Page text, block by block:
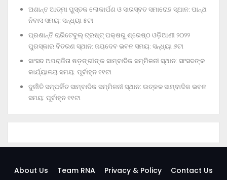
ଅଶାନ୍ତ ଆତ୍ମା ପୁସ୍ତକ ଲୋକାର୍ପଣ ଓ ସାରସ୍ବତ ସମାରୋହ ସ୍ଥାନ: ପାନ୍ଥ
ନିବାସ ସମୟ: ସନ୍ଧ୍ୟା ୫ଟା
ପ୍ରଶାନ୍ତି ଚାରିଟେବୁଲ୍‌ ଟ୍ରଷ୍ଟ୍‌ ପକ୍ଷରୁ ଶ୍ରେଷ୍ଠ ଓଡ଼ିଆଣୀ ୨୦୨୨
ପୁରସ୍କାର ବିତରଣ ସ୍ଥାନ: ଜୟଦେବ ଭବନ ସମୟ: ସନ୍ଧ୍ୟା ୬ଟା
ସାଂସଦ ଅପରାଜିତା ଷଡ଼ଙ୍ଗୀଙ୍କ ସାମ୍ବାଦିକ ସମ୍ମିଳନୀ ସ୍ଥାନ: ସାଂସଦଙ୍କ
କାର୍ଯ୍ୟାଳୟ ସମୟ: ପୂର୍ବାହ୍ନ ୧୧ଟା
ଦୁର୍ନୀତି ସମ୍ପର୍କିତ ସାମ୍ବାଦିକ ସମ୍ମିଳନୀ ସ୍ଥାନ: ଉତ୍କଳ ସାମ୍ବାଦିକ ଭବନ
ସମୟ: ପୂର୍ବାହ୍ନ ୧୧ଟା
About Us Team RNA Privacy & Policy
Contact Us